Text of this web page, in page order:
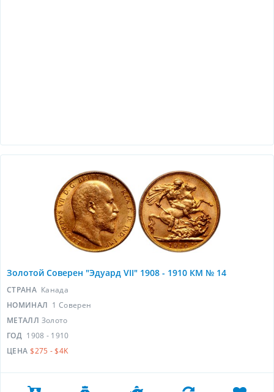
Золотой Соверен "Эдуард VII" 1908 - 1910 КМ № 14
СТРАНА Канада
НОМИНАЛ 1 Соверен
МЕТАЛЛ Золото
ГОД 1908 - 1910
ЦЕНА $275 - $4K